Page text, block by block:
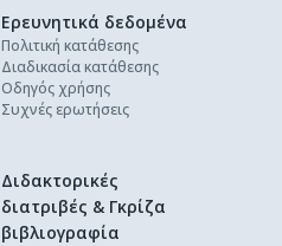
Ερευνητικά δεδομένα
Πολιτική κατάθεσης
Διαδικασία κατάθεσης
Οδηγός χρήσης
Συχνές ερωτήσεις
Διδακτορικές
διατριβές & Γκρίζα
βιβλιογραφία